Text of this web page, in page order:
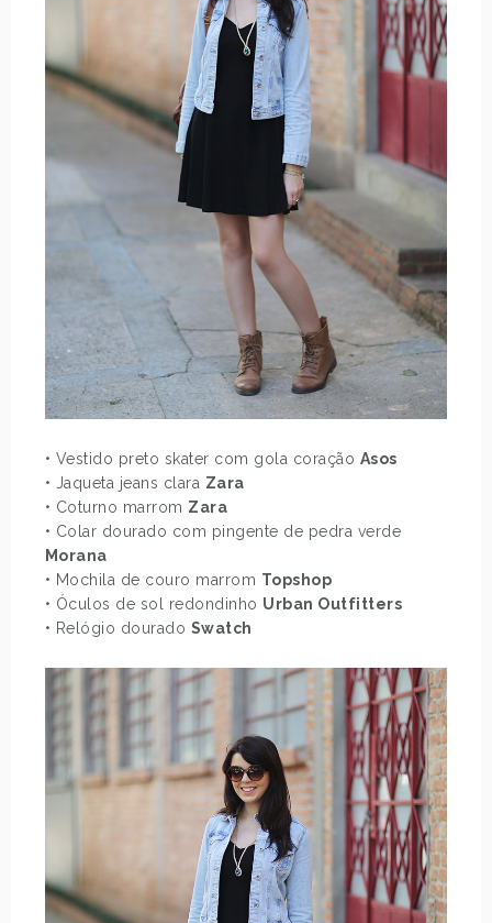
• Vestido preto skater com gola coração Asos
• Jaqueta jeans clara Zara
• Coturno marrom Zara
• Colar dourado com pingente de pedra verde
Morana
• Mochila de couro marrom Topshop
• Óculos de sol redondinho Urban Outfitters
• Relógio dourado Swatch